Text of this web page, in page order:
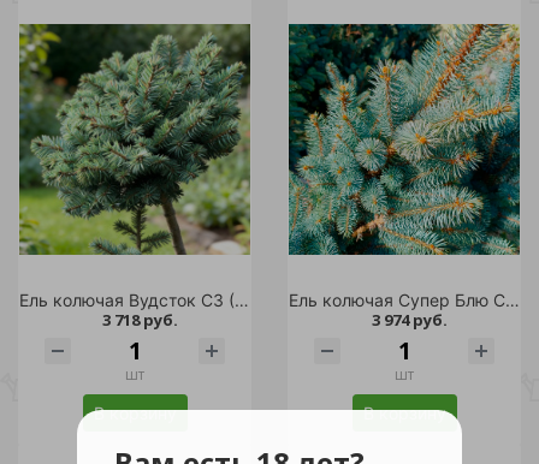
Ель колючая Вудсток С3 (20-30) 1шт/Picea pungens Woodstock
3 718 руб.
шт
В корзину
Ель колючая Супер Блю Сидлинг С5/Super blue seedling
3 974 руб.
шт
В корзину